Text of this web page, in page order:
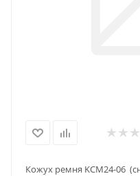
Кожух ремня KCМ24-06